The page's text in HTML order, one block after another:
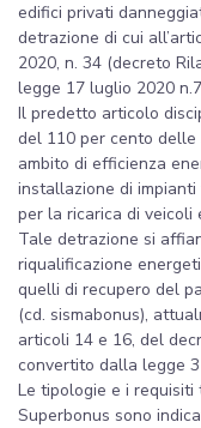
edifici privati
detrazione di cui
2020, n. 34 (decreto
legge 17 luglio 2020
Il predetto articolo
del 110 per cento
ambito di efficienza
installazione di
per la ricarica di veicoli
Tale detrazione si
riqualificazione
quelli di recupero del
(cd. sismabonus),
articoli 14 e 16, del
convertito dalla legge
Le tipologie e i
Superbonus sono